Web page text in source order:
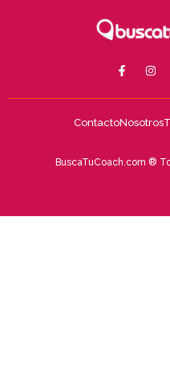
ContactoNosotros
BuscaTuCoach.com ®